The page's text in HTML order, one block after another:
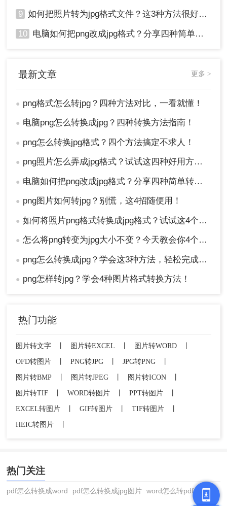
ICO转JPG等，有需求的朋友也可以使用）；
JPG图片。
⚠️ 注意：转换速度受网络状况影响；涉及隐私或重
要图片，建议优先选择本地处理方法。
专业图片转换软件是安装在电脑本地的客户端程
件在用户本地完成所有转换运算，无需上传文件，
同时支持批量导入、自动处理透明背景等高级功
✅ 优点：
完全本地处理，文件不上传网络，安全可靠
片
❌ 缺点：
需要下载安装软件，占用一定系统资源
9 如何把照片转为jpg格式文件？这3种方法很好用!！
10 电脑如何把png改成jpg格式？分享四种简单转换方法！
最新文章 更多 >
● png格式怎么转jpg？四种方法对比，一看就懂！
● 电脑png怎么转换成jpg？四种转换方法指南！
● png怎么转换jpg格式？四个方法搞定不求人！
● png照片怎么弄成jpg格式？试试这四种好用方法！
● 电脑如何把png改成jpg格式？分享四种简单转换方法！
● png图片如何转jpg？别慌，这4招随便用！
● 如何将照片png格式转换成jpg格式？试试这4个方法吧!
● 怎么将png转变为jpg大小不变？今天教会你4个方法！
● png怎么转换成jpg？学会这3种方法，轻松完成图片转换！
● png怎样转jpg？学会4种图片格式转换方法！
热门功能
图片转文字 图片转EXCEL 图片转WORD
OFD转图片
PNG转JPG JPG转PNG
图片转BMP
图片转JPEG 图片转ICON
图片转TIF
WORD转图片 PPT转图片
EXCEL转图片
GIF转图片 TIF转图片
HEIC转图片
热门关注
pdf怎么转换成word pdf怎么转换成jpg图片 word怎么转pdf